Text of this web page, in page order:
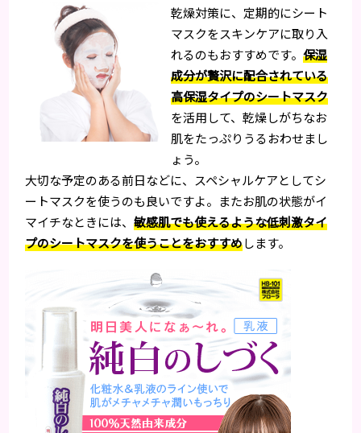
乾燥対策に、定期的にシート
マスクをスキンケアに取り入
れるのもおすすめです。 保湿
成分が贅沢に配合されている
高保湿タイプのシートマスク
を活用して、乾燥しがちなお
肌をたっぷりうるおわせまし
ょう。
大切な予定のある前日などに、スペシャルケアとしてシ
ートマスクを使うのも良いですよ。またお肌の状態がイ
マイチなときには、敏感肌でも使えるような低刺激タイ
プのシートマスクを使うことをおすすめします。